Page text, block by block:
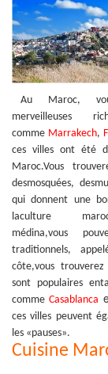
Au Maroc,
merveilleuses
comme Marrakech,
ces villes ont été
Maroc.Vous
desmosquées,
qui donnent une
laculture
médina,vous
traditionnels,
côte,vous
sont populaires
commeCasablanca
ces villes peuvent
les «pauses».
Cuisine